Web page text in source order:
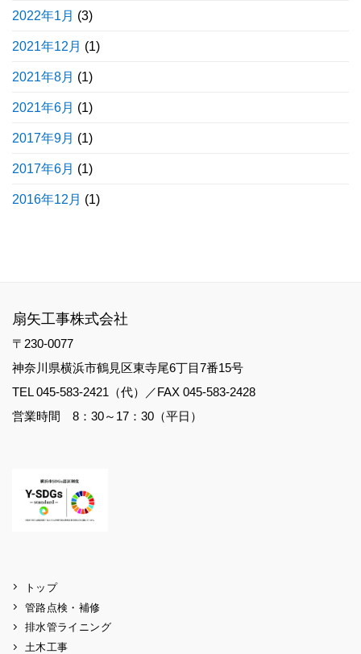
2022年1月 (3)
2021年12月 (1)
2021年8月 (1)
2021年6月 (1)
2017年9月 (1)
2017年6月 (1)
2016年12月 (1)
扇矢工事株式会社
〒230-0077
神奈川県横浜市鶴見区東寺尾6丁目7番15号
TEL 045-583-2421（代）／FAX 045-583-2428
営業時間 8：30～17：30（平日）
トップ
管路点検・補修
排水管ライニング
土木工事